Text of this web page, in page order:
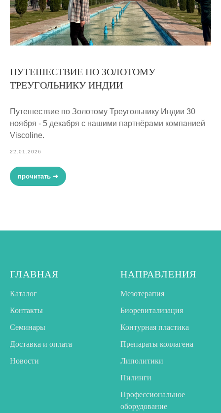
ПУТЕШЕСТВИЕ ПО ЗОЛОТОМУ
ТРЕУГОЛЬНИКУ ИНДИИ
Путешествие по Золотому Треугольнику Индии 30
ноября - 5 декабря с нашими партнёрами компанией
Viscoline.
22.01.2026
прочитать ➜
ГЛАВНАЯ
Каталог
Контакты
Семинары
Доставка и оплата
Новости
НАПРАВЛЕНИЯ
Мезотерапия
Биоревитализация
Контурная пластика
Препараты коллагена
Липолитики
Пилинги
Профессиональное
оборудование